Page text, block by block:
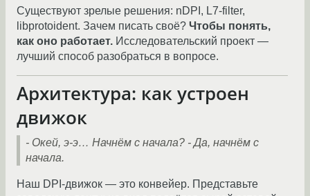
Существуют зрелые решения: nDPI, L7-filter,
libprotoident. Зачем писать своё? Чтобы понять,
как оно работает. Исследовательский проект —
лучший способ разобраться в вопросе.
Архитектура: как устроен
движок
- Окей, э-э… Начнём с начала? - Да, начнём с
начала.
Наш DPI-движок — это конвейер. Представьте